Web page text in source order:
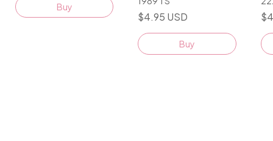
Buy
$4.95 USD
Buy